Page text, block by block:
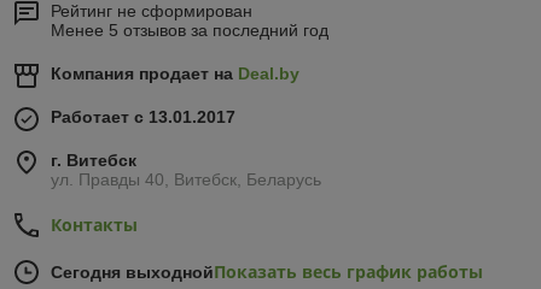
Рейтинг не сформирован
Менее 5 отзывов за последний год
Компания продает на Deal.by
Работает с 13.01.2017
г. Витебск
ул. Правды 40, Витебск, Беларусь
Контакты
Сегодня выходнойПоказать весь график работы